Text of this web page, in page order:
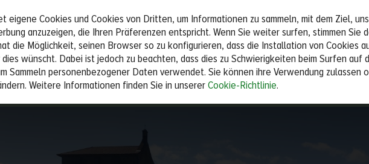
eigene Cookies und Cookies von Dritten, um Informationen zu sammeln, mit dem Ziel,
anzuzeigen, die Ihren Präferenzen entspricht. Wenn Sie weiter surfen, stimmen Sie
die Möglichkeit, seinen Browser so zu konfigurieren, dass die Installation von Cookies
wünscht. Dabei ist jedoch zu beachten, dass dies zu Schwierigkeiten beim Surfen auf
Sammeln personenbezogener Daten verwendet. Sie können ihre Verwendung zulassen
Weitere Informationen finden Sie in unsererCookie-Richtlinie.
UNTERKÜNFTE
BUNGALOWS
Abreisetag Personen